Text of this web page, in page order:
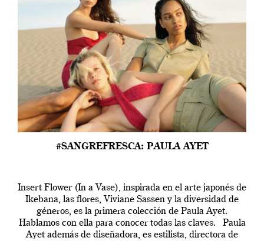
#SANGREFRESCA: PAULA AYET
Insert Flower (In a Vase), inspirada en el arte japonés de
Ikebana, las flores, Viviane Sassen y la diversidad de
géneros, es la primera colección de Paula Ayet.
Hablamos con ella para conocer todas las claves. Paula
Ayet además de diseñadora, es estilista, directora de